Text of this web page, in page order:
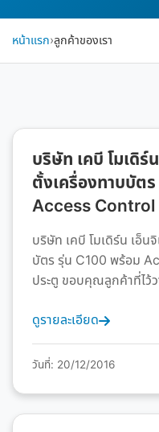
หน้าแรก›ลูกค้าของเรา
บริษัท เคบี โมเดิร์
ตั้งเครื่องทาบบัต
Access Control
บริษัท เคบี โมเดิร์น เอ็
บัตร รุ่น C100 พร้อม
ประตู ขอบคุณลูกค้าที่ไว้ว
ดูรายละเอียด
วันที่: 20/12/2016